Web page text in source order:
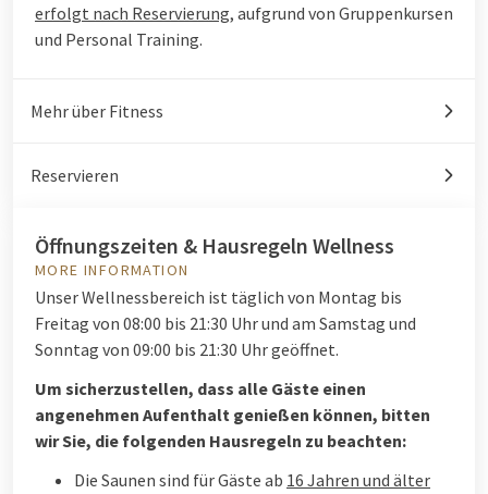
erfolgt nach Reservierung, aufgrund von Gruppenkursen
und Personal Training.
Mehr über Fitness
Reservieren
Öffnungszeiten & Hausregeln Wellness
MORE INFORMATION
Unser Wellnessbereich ist täglich von Montag bis
Freitag von 08:00 bis 21:30 Uhr und am Samstag und
Sonntag von 09:00 bis 21:30 Uhr geöffnet.
Um sicherzustellen, dass alle Gäste einen
angenehmen Aufenthalt genießen können, bitten
wir Sie, die folgenden Hausregeln zu beachten:
Die Saunen sind für Gäste ab 16 Jahren und älter